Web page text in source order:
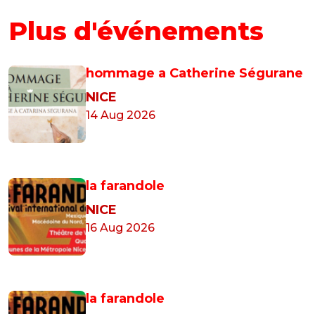
Plus d'événements
hommage a Catherine Ségurane
NICE
14 Aug 2026
la farandole
NICE
16 Aug 2026
la farandole